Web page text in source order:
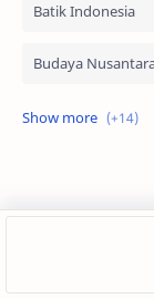
Batik Indonesia
Budaya
Jasa website